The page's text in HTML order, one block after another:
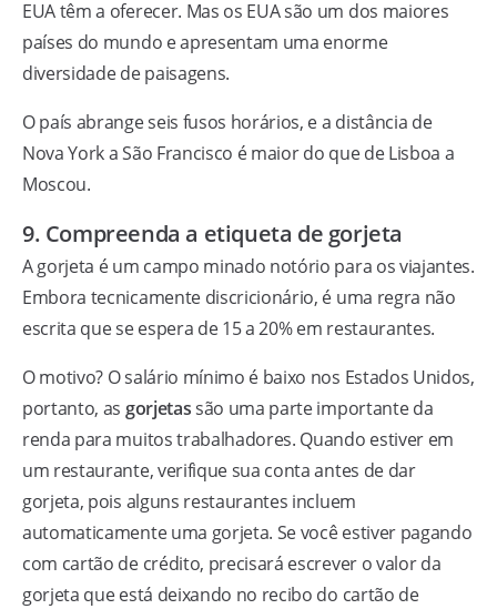
EUA têm a oferecer. Mas os EUA são um dos maiores
países do mundo e apresentam uma enorme
diversidade de paisagens.
O país abrange seis fusos horários, e a distância de
Nova York a São Francisco é maior do que de Lisboa a
Moscou.
9. Compreenda a etiqueta de gorjeta
A gorjeta é um campo minado notório para os viajantes.
Embora tecnicamente discricionário, é uma regra não
escrita que se espera de 15 a 20% em restaurantes.
O motivo? O salário mínimo é baixo nos Estados Unidos,
portanto, as gorjetassão uma parte importante da
renda para muitos trabalhadores. Quando estiver em
um restaurante, verifique sua conta antes de dar
gorjeta, pois alguns restaurantes incluem
automaticamente uma gorjeta. Se você estiver pagando
com cartão de crédito, precisará escrever o valor da
gorjeta que está deixando no recibo do cartão de